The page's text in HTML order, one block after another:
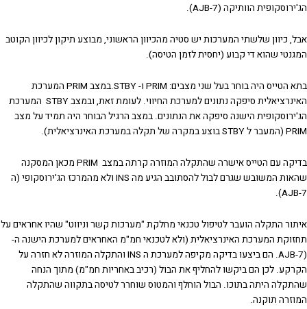
הג'ירוסקופית הוותיקה (7-AJB).
אבל, כיוון שלשתי המערכות יש סטיה מהכיוון הראשוני, מבוצע תיקון לכיוון הקוטב
המגנטי שהוא די קבוע (יחסית לזמן הטיסה).
בתא הטייס היה בוחר בעל שני מצבים: PRIM ו- STBY.במצב PRIM המערכת
האינרציאלית סיפקה נתונים למערכת החיווי. לעומת זאת, ובמצב STBY המערכת
הג'ירוסקופית הישנה סיפקה את הנתונים. במצב הרגיל הבוחר היה תמיד על מצב
PRIM (המעבר ל STBY בוצע במקרה של תקלה במערכת האינרציאלית).
בדיקה עם הטייס אישרה שהתקלה המוזרה קרתה במצב PRIM מכאן המסקנה
שהאות המשובש שגרם לבול להסתובב הגיע מה INS ולא מהמרכז הג'ירוסקופי (ה
AJB-7).
איתור התקלה הועבר לטיפול טכנאי מחלקת "מערכות קשר וניווט" שהיו אחראים על
תחזוקת המערכת האינרציאלית (ולא לטכנאי חמ"מ האחראים למערכת הישנה ה-
(AJB-7. הם ביצעו בדיקה מקיפה למערכת ה INS והתקלה המוזרה לא חזרה על
הקרקע. לכן הם ביקשו להחליף את הבול (רכיב באחריות חמ"מ) מתוך הנחה
שהתקלה היתה בתוכו. הבול הוחלף והמטוס שוחרר לטיסה בתקווה שהתקלה
המוזרה תוקנה.